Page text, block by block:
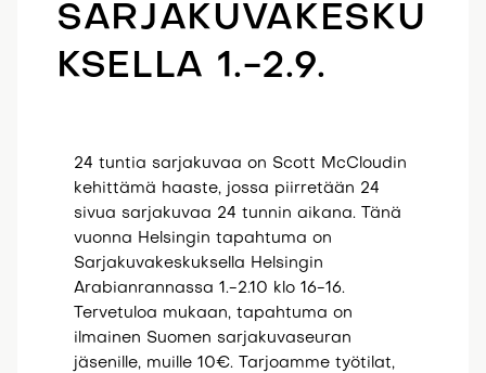
SARJAKUVAKESKU
KSELLA 1.-2.9.
24 tuntia sarjakuvaa on Scott McCloudin
kehittämä haaste, jossa piirretään 24
sivua sarjakuvaa 24 tunnin aikana. Tänä
vuonna Helsingin tapahtuma on
Sarjakuvakeskuksella Helsingin
Arabianrannassa 1.-2.10 klo 16-16.
Tervetuloa mukaan, tapahtuma on
ilmainen Suomen sarjakuvaseuran
jäsenille, muille 10€. Tarjoamme työtilat,